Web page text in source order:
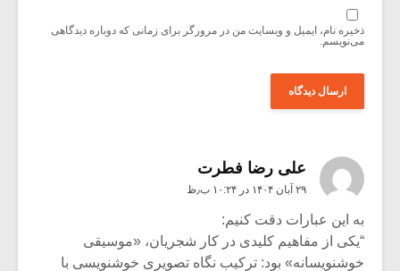
ذخیره نام، ایمیل و وبسایت من در مرورگر برای زمانی که دوباره دیدگاهی
می‌نویسم.
علی رضا فطرت
۲۹ آبان ۱۴۰۴ در ۱۰:۲۴ ب٫ظ
به این عبارات دقت کنیم:
“یکی از مفاهیم کلیدی در کار شجریان، «موسیقی
خوشنویسانه» بود: ترکیب نگاه تصویری خوشنویسی با